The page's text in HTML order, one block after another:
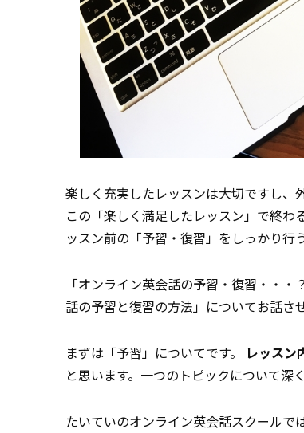
楽しく充実したレッスンは大切ですし、
この「楽しく満足したレッスン」で終
ッスン前の「予習・復習」をしっかり行
「オンライン英会話の予習・復習・・
話の予習と復習の方法」についてお話さ
まずは「予習」についてです。
レッスン
と思います。一つのトピックについて深
たいていのオンライン英会話スクール